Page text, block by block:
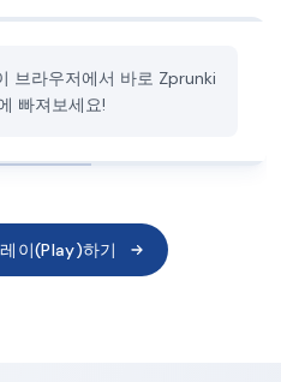
브라우저에서 바로 Zprunki
빠져보세요!
이(Play)하기